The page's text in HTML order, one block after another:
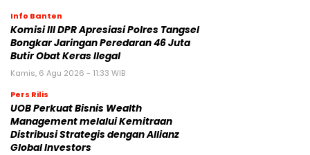
Info Banten
Komisi III DPR Apresiasi Polres Tangsel
Bongkar Jaringan Peredaran 46 Juta
Butir Obat Keras Ilegal
Kamis, 6 Agu 2026 - 11:33 WIB
Pers Rilis
UOB Perkuat Bisnis Wealth
Management melalui Kemitraan
Distribusi Strategis dengan Allianz
Global Investors